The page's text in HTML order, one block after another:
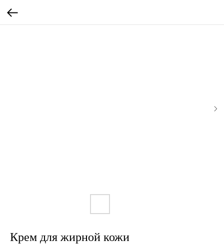
Крем для жирной кожи